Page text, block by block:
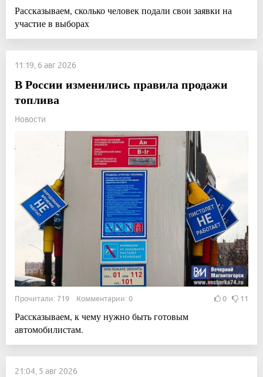
Рассказываем, сколько человек подали свои заявки на
участие в выборах
11:19, 6 авг 2026
В России изменились правила продажи
топлива
Новости
Прочитали: 719 Комментарии: 0 0 11
Рассказываем, к чему нужно быть готовым
автомобилистам.
21:04, 5 авг 2026